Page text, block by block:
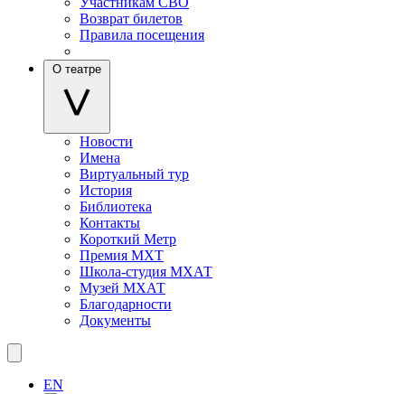
Возврат билетов
Правила посещения
О театре
Новости
Имена
Виртуальный тур
История
Библиотека
Контакты
Короткий Метр
Премия МХТ
Школа-студия МХАТ
Музей МХАТ
Благодарности
Документы
EN